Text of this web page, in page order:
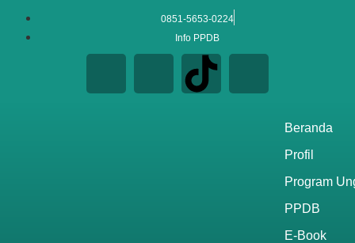
0851-5653-0224
Info PPDB
Beranda
Profil
Program
PPDB
E-Book